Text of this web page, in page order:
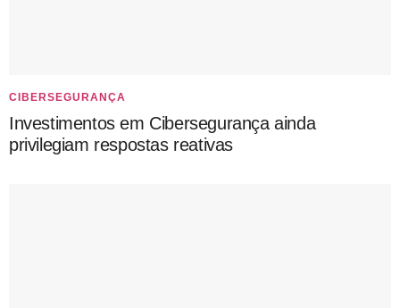
CIBERSEGURANÇA
Investimentos em Cibersegurança ainda
privilegiam respostas reativas